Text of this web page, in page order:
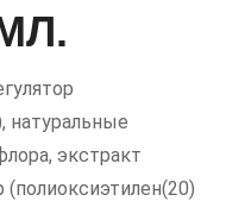
натуральные
экстракт